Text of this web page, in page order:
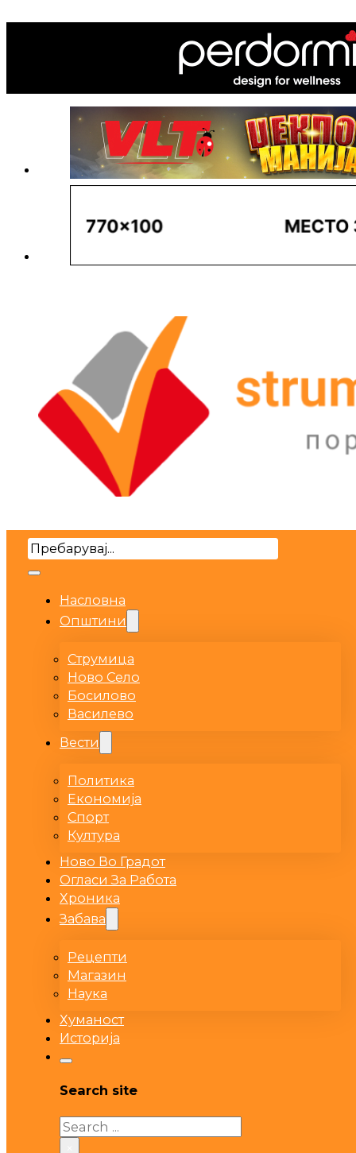
Search
Насловна
Општини
Струмица
Ново Село
Босилово
Василево
Вести
Политика
Економија
Спорт
Култура
Ново Во Градот
Огласи За Работа
Хроника
Забава
Рецепти
Магазин
Наука
Хуманост
Историја
Search site
Search